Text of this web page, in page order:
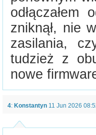
zniknął, nie
zasilania,
tudzież z
nowe
4: Konstantyn 11 Jun 2026